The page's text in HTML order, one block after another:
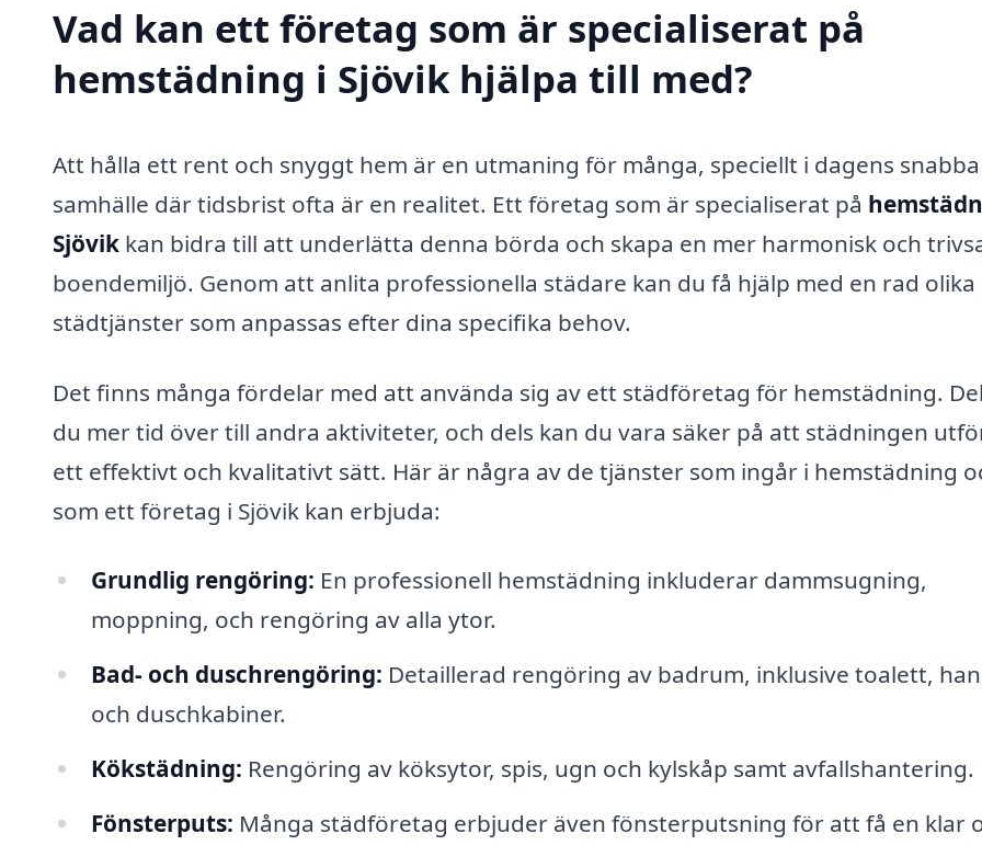
Vad kan ett företag som är specialiserat på
hemstädning i Sjövik hjälpa till med?
Att hålla ett rent och snyggt hem är en utmaning för många, speciellt i dagens snabba
samhälle där tidsbrist ofta är en realitet. Ett företag som är specialiserat på
Sjövik kan bidra till att underlätta denna börda och skapa en mer harmonisk och
boendemiljö. Genom att anlita professionella städare kan du få hjälp med en rad olika
städtjänster som anpassas efter dina specifika behov.
Det finns många fördelar med att använda sig av ett städföretag för hemstädning.
du mer tid över till andra aktiviteter, och dels kan du vara säker på att städningen
ett effektivt och kvalitativt sätt. Här är några av de tjänster som ingår i hemstädning
som ett företag i Sjövik kan erbjuda:
Grundlig rengöring: En professionell hemstädning inkluderar dammsugning,
moppning, och rengöring av alla ytor.
Bad- och duschrengöring: Detaillerad rengöring av badrum, inklusive toalett,
och duschkabiner.
Kökstädning: Rengöring av köksytor, spis, ugn och kylskåp samt avfallshantering.
Fönsterputs: Många städföretag erbjuder även fönsterputsning för att få en klar